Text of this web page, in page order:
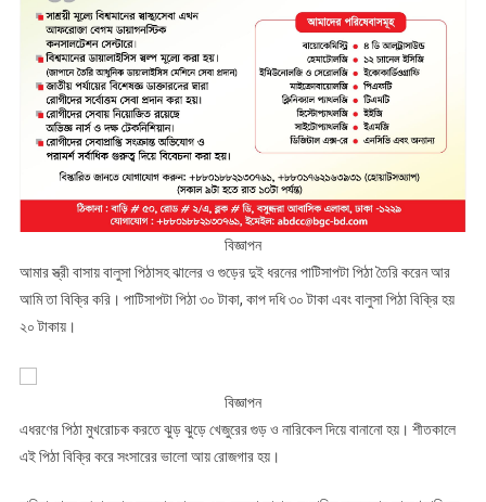
বিজ্ঞাপন
আমার স্ত্রী বাসায় বালুসা পিঠাসহ ঝালের ও গুড়ের দুই ধরনের পাটিসাপটা পিঠা তৈরি করেন আর
আমি তা বিক্রি করি। পাটিসাপটা পিঠা ৩০ টাকা, কাপ দধি ৩০ টাকা এবং বালুসা পিঠা বিক্রি হয়
২০ টাকায়।
বিজ্ঞাপন
এধরণের পিঠা মুখরোচক করতে ঝুড় ঝুড়ে খেজুরের গুড় ও নারিকেল দিয়ে বানানো হয়। শীতকালে
এই পিঠা বিক্রি করে সংসারের ভালো আয় রোজগার হয়।